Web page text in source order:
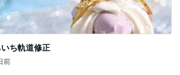
ち軌道修正
前